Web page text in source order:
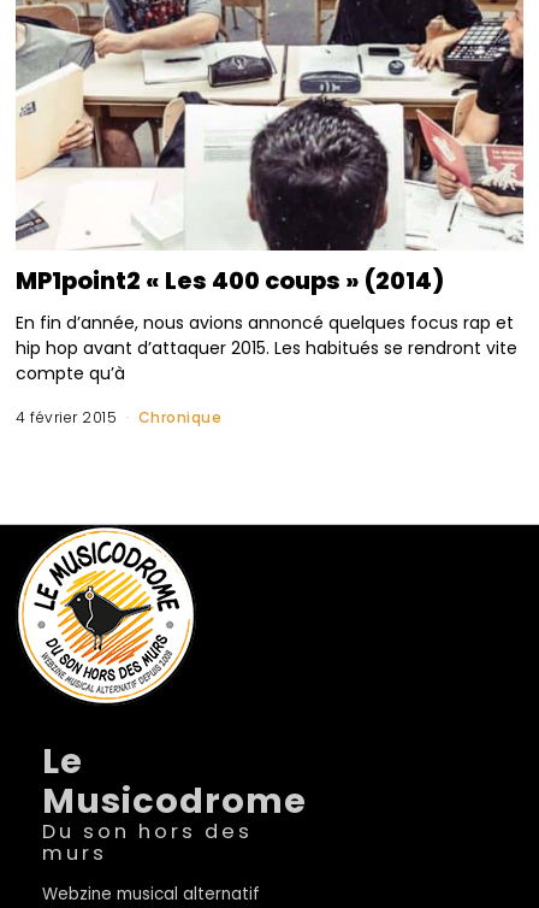
MP1point2 « Les 400 coups » (2014)
En fin d’année, nous avions annoncé quelques focus rap et
hip hop avant d’attaquer 2015. Les habitués se rendront vite
compte qu’à
4 février 2015 Chronique
Le
Musicodrome
Du son hors des
murs
Webzine musical alternatif